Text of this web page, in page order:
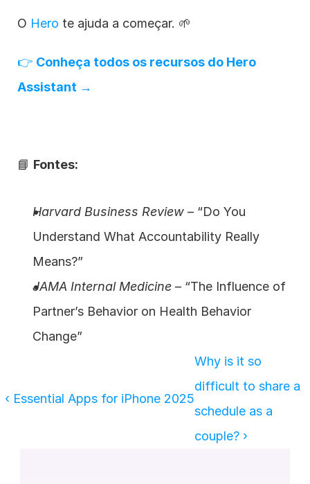
O Hero te ajuda a começar. 🌱
👉 Conheça todos os recursos do Hero
Assistant →
📘 Fontes:
Harvard Business Review – “Do You
Understand What Accountability Really
Means?”
JAMA Internal Medicine – “The Influence of
Partner’s Behavior on Health Behavior
Change”
‹ Essential Apps for iPhone 2025
Why is it so
difficult to share a
schedule as a
couple? ›